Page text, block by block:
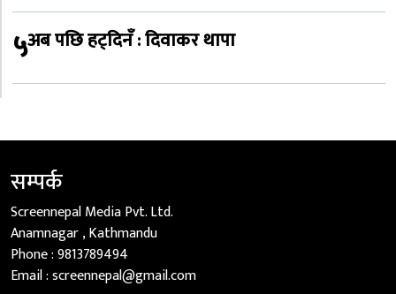
५अब पछि हट्दिनँ : दिवाकर थापा
सम्पर्क
Screennepal Media Pvt. Ltd.
Anamnagar , Kathmandu
Phone :9813789494
Email :screennepal@gmail.com